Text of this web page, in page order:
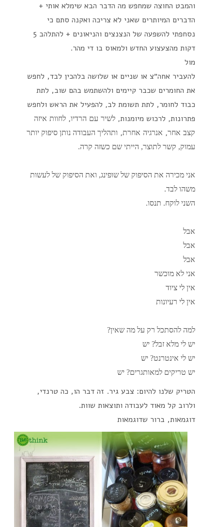
והמבט החוצה שמחפש מה הדבר הבא שימלא אותי +
הדברים המיותרים שאני לא צריכה ואקנה סתם כי
נסחפתי להשפעה של הנצנצים והניאונים + להתלהב 5
דקות מהצעצוע החדש ולמאוס בו די מהר.
מול
להעביר אחה״צ או שניים או שלושה בלהכין לבד, לחפש
את החומרים שכבר קיימים ולהשתמש בהם שוב, לתת
כבוד לחומר, לתת תשומת לב, להפעיל את הראש ולחפש
פתרונות, לרכוש מיומנות, לשיר עם הרדיו, לחוות איזה
קצב אחר, אנרגיה אחרת, ותהליך העבודה נותן סיפוק יותר
עמוק, קשר לתוצר, הייתי שם כשזה קרה.
אני מכירה את הסיפוק של שופינג, ואת הסיפוק של לעשות
משהו לבד.
השני לוקח. תנסו.
אבל
אבל
אבל
אני לא מוכשר
אין לי ציוד
אין לי רעיונות
למה להסתכל רק על מה שאין?
יש לי מלא זבל? יש
יש לי אינטרנט? יש
יש טריקים למאותגרים? יש
הטריק שלנו להיום: צבע גיר. זה דבר הו, כה טרנדי,
ולרוב קל מאוד לעבודה ותוצאות שוות.
דוגמאות, ברור שדוגמאות